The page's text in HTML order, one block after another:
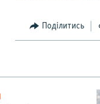
Поділитись